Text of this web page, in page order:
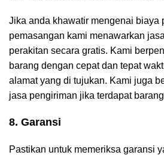
Jika anda khawatir mengenai biaya
pemasangan kami menawarkan
perakitan secara gratis. Kami
barang dengan cepat dan tepat
alamat yang di tujukan. Kami juga
jasa pengiriman jika terdapat
8. Garansi
Pastikan untuk memeriksa garansi